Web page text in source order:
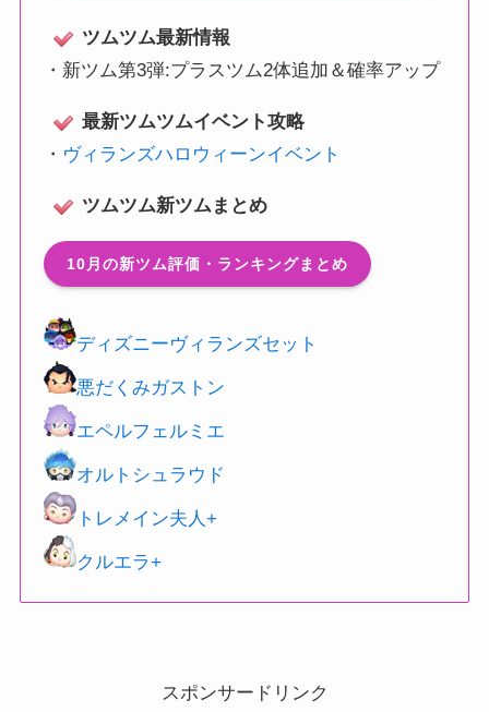
ツムツム最新情報
・ 新ツム第3弾:プラスツム2体追加＆確率アップ
最新ツムツムイベント攻略
・ ヴィランズハロウィーンイベント
ツムツム新ツムまとめ
10月の新ツム評価・ランキングまとめ
ディズニーヴィランズセット
悪だくみガストン
エペルフェルミエ
オルトシュラウド
トレメイン夫人+
クルエラ+
スポンサードリンク